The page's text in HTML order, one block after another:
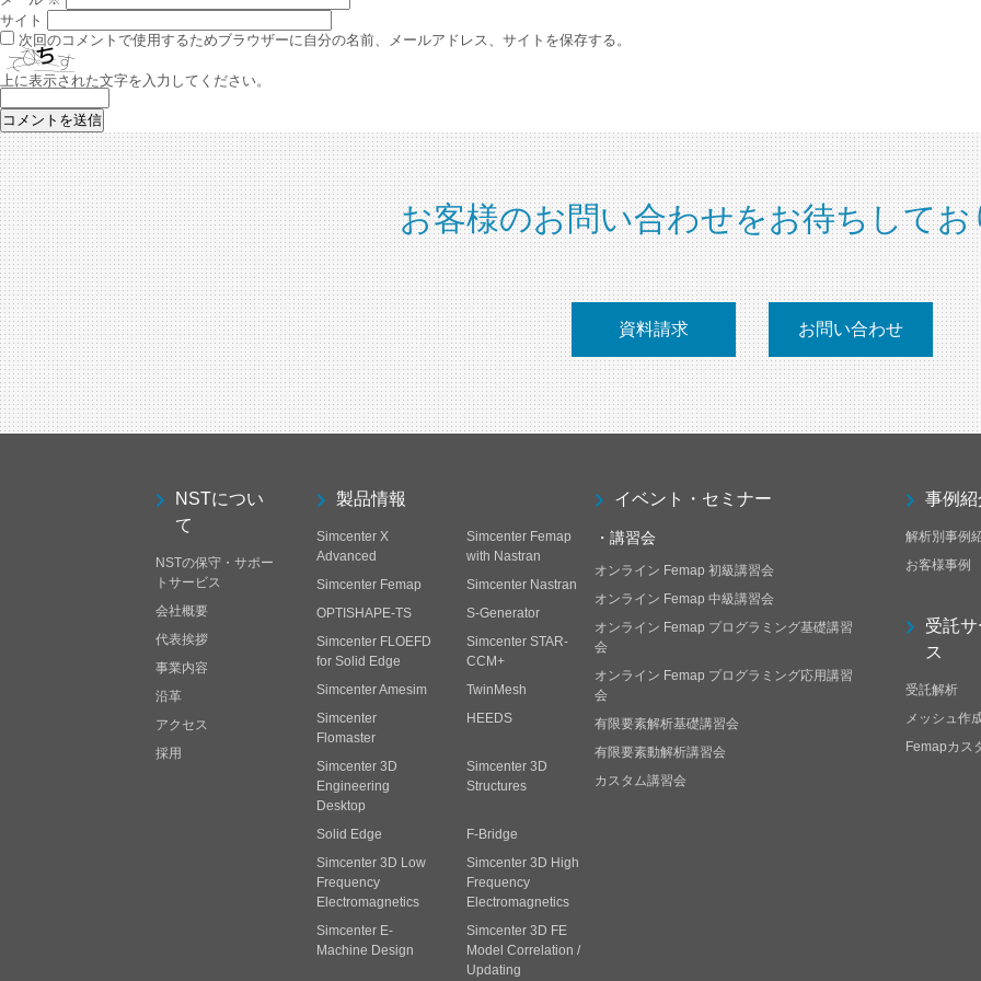
サイト
次回のコメントで使用するためブラウザーに自分の名前、メールアドレス、サイトを保存する。
上に表示された文字を入力してください。
お客様のお問い合わせをお待ちしてお
資料請求 お問い合わせ
NSTについ
て
NSTの保守・サポー
トサービス
会社概要
代表挨拶
事業内容
沿革
アクセス
採用
製品情報
Simcenter X
Advanced
Simcenter Femap
with Nastran
Simcenter Femap
Simcenter Nastran
OPTISHAPE-TS
S-Generator
Simcenter FLOEFD
for Solid Edge
Simcenter STAR-
CCM+
Simcenter Amesim
TwinMesh
Simcenter
Flomaster
HEEDS
Simcenter 3D
Engineering
Desktop
Simcenter 3D
Structures
Solid Edge
F-Bridge
Simcenter 3D Low
Frequency
Electromagnetics
Simcenter 3D High
Frequency
Electromagnetics
Simcenter E-
Machine Design
Simcenter 3D FE
Model Correlation /
Updating
イベント・セミナー
・講習会
オンライン Femap 初級講習会
オンライン Femap 中級講習会
オンライン Femap プログラミング基礎講習
会
オンライン Femap プログラミング応用講習
会
有限要素解析基礎講習会
有限要素動解析講習会
カスタム講習会
事例紹
解析別事例
お客様事例
受託
ス
受託解析
メッシュ作
Femapカス